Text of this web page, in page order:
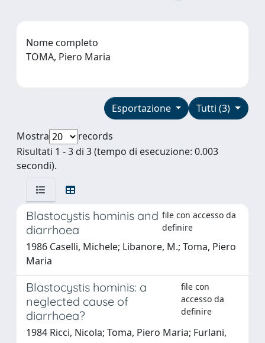
Nome completo
TOMA, Piero Maria
Tutti (3)
Esportazione
Mostra
records
Risultati 1 - 3 di 3 (tempo di esecuzione: 0.003
secondi).
Blastocystis hominis and
diarrhoea
file con accesso da
definire
1986 Caselli, Michele; Libanore, M.; Toma, Piero
Maria
Blastocystis hominis: a
neglected cause of
diarrhoea?
file con
accesso da
definire
1984 Ricci, Nicola; Toma, Piero Maria; Furlani,